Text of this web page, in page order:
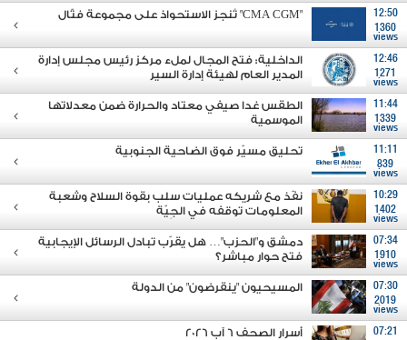
12:50
1360
views
"CMA CGM" تُنجز الاستحواذ على مجموعة فتّال
12:46
1271
views
الداخلية: فتح المجال لملء مركز رئيس مجلس إدارة
المدير العام لهيئة إدارة السير
11:44
1339
views
الطقس غدا صيفي معتاد والحرارة ضمن معدلاتها
الموسمية
11:11
839
views
تحليق مسيّر فوق الضاحية الجنوبية
10:29
1402
views
نفّذ مع شريكه عمليات سلب بقوة السلاح وشعبة
المعلومات توقفه في الجِيّة
07:34
1910
views
دمشق و"الحزب"… هل يقرّب تبادل الرسائل الإيجابية
فتح حوار مباشر؟
07:30
2019
views
المسيحيون "ينقرضون" من الدولة
07:21
أسرار الصحف 6 آب 2026